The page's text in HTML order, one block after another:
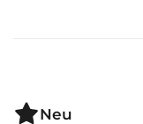
Neu